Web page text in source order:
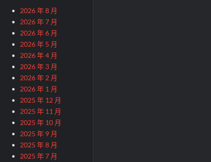
2026 年 8 月
2026 年 7 月
2026 年 6 月
2026 年 5 月
2026 年 4 月
2026 年 3 月
2026 年 2 月
2026 年 1 月
2025 年 12 月
2025 年 11 月
2025 年 10 月
2025 年 9 月
2025 年 8 月
2025 年 7 月